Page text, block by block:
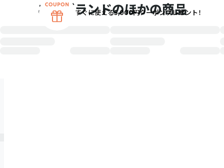
このブランドのほかの商品
すぐに使える5,000円クーポンプレゼント！